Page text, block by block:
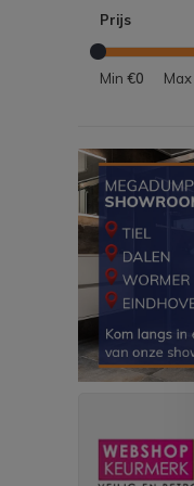
Prijs
Min €0 Max